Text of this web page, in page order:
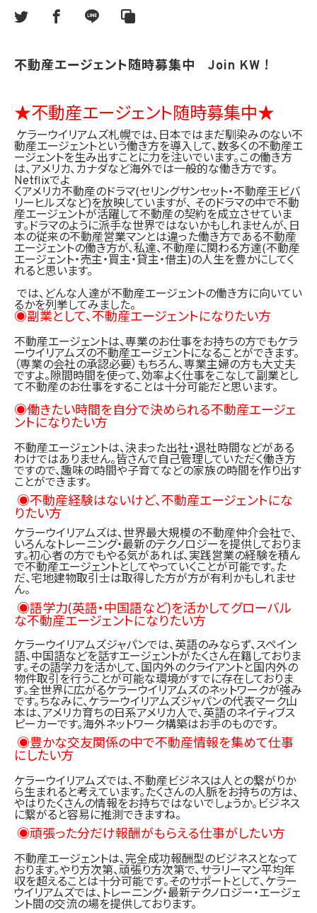
不動産エージェント随時募集中 Join KW !
★不動産エージェント随時募集中★
ケラーウイリアムズ札幌では、日本ではまだ馴染みのない不
動産エージェントという働き方を導入して、数多くの不動産エ
ージェントを生み出すことに力を注いでいます。この働き方
は、アメリカ、カナダなど海外では一般的な働き方です。
Netflixでよ
くアメリカ不動産のドラマ(セリングサンセット・不動産王ビバ
リーヒルズなど)を放映していますが、 そのドラマの中で不動
産エージェントが活躍して不動産の契約を成立させていま
す。ドラマのように派手な世界ではないかもしれませんが、日
本の従来の不動産営業マンとは違った働き方である不動産
エージェントの働き方が、私達、不動産に関わる方達(不動産
エージェント・売主・買主・貸主・借主)の人生を豊かにしてく
れると思います。
では、どんな人達が不動産エージェントの働き方に向いてい
るかを列挙してみました。
◉副業として、不動産エージェントになりたい方
不動産エージェントは、専業のお仕事をお持ちの方でもケラ
ーウイリアムズの不動産エージェントになることができます。
（専業の会社の承認必要）もちろん、専業主婦の方も大丈夫
ですよ。隙間時間を使って、効率よく仕事をこなして副業とし
て不動産のお仕事をすることは十分可能だと思います。
◉働きたい時間を自分で決められる不動産エージェ
ントになりたい方
不動産エージェントは、決まった出社・退社時間などがある
わけではありません。皆さんで自己管理していただく働き方
ですので、趣味の時間や子育てなどの家族の時間を作り出す
ことができます。
◉不動産経験はないけど、不動産エージェントにな
りたい方
ケラーウイリアムズは、世界最大規模の不動産仲介会社で、
いろんなトレーニング・最新のテクノロジーを提供しておりま
す。初心者の方でもやる気があれば、実践営業の経験を積ん
で不動産エージェントとしてやっていくことが可能です。た
だ、宅地建物取引士は取得した方が方が有利かもしれませ
ん。
◉語学力(英語・中国語など)を活かしてグローバル
な不動産エージェントになりたい方
ケラーウイリアムズジャパンでは、英語のみならず、スペイン
語、中国語などを話すエージェントがたくさん在籍しておりま
す。その語学力を活かして、国内外のクライアントと国内外の
物件取引を行うことが可能な環境がすでに存在しておりま
す。全世界に広がるケラーウイリアムズのネットワークが強み
です。ちなみに、ケラーウイリアムズジャパンの代表マーク山
本は、アメリカ育ちの日系アメリカ人で、英語のネイティブス
ピーカーです。海外ネットワーク構築はお手のものです。
◉豊かな交友関係の中で不動産情報を集めて仕事
にしたい方
ケラーウイリアムズでは、不動産ビジネスは人との繋がりか
ら生まれると考えています。たくさんの人脈をお持ちの方は、
やはりたくさんの情報をお持ちではないでしょうか。ビジネス
に繋がると容易に推測できますね。
◉頑張った分だけ報酬がもらえる仕事がしたい方
不動産エージェントは、完全成功報酬型のビジネスとなって
おります。やり方次第、頑張り方次第で、サラリーマン平均年
収を超えることは十分可能です。そのサポートとして、ケラー
ウイリアムズでは、トレーニング・最新テクノロジー・エージェ
ント間の交流の場を提供しております。